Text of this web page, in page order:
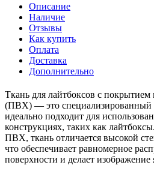
Описание
Наличие
Отзывы
Как купить
Оплата
Доставка
Дополнительно
Ткань для лайтбоксов с
(ПВХ) — это специализированный
идеально подходит для
конструкциях, таких как
ПВХ, ткань отличается высокой
что обеспечивает равномерное
поверхности и делает